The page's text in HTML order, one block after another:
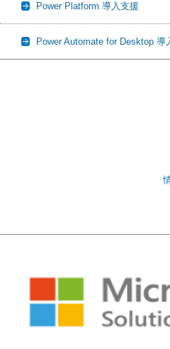
Power Platform 導入支援
Power Automate for Desktop 導